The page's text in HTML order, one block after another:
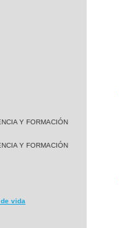
Y FORMACIÓN
Y FORMACIÓN
vida